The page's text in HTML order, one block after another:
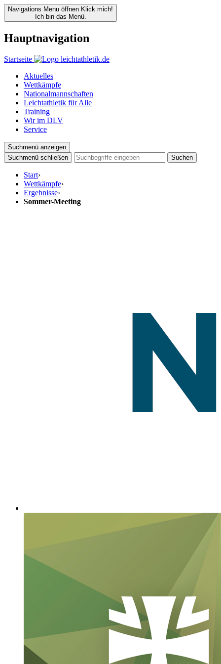
Navigations Menu öffnen Klick mich!
Ich bin das Menü.
Hauptnavigation
Startseite
Aktuelles
Wettkämpfe
Nationalmannschaften
Leichtathletik für Alle
Training
Wir im DLV
Service
Suchmenü anzeigen
Suchmenü schließen
Suchen
Start›
Wettkämpfe›
Ergebnisse›
Sommer-Meeting